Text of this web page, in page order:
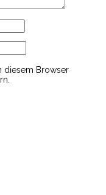
diesem Browser